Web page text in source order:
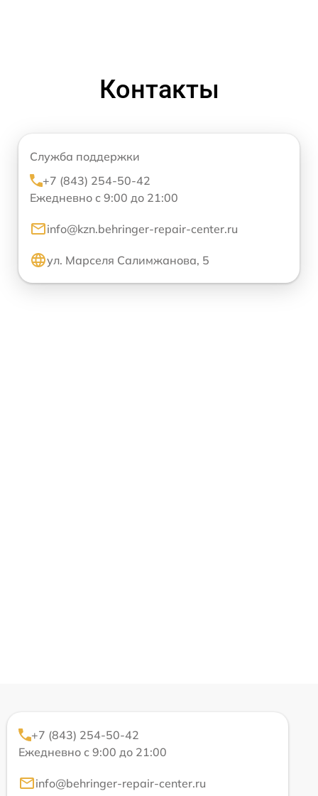
Контакты
Служба поддержки
+7 (843) 254-50-42
Ежедневно с 9:00 до 21:00
info@kzn.behringer-repair-center.ru
ул. Марселя Салимжанова, 5
+7 (843) 254-50-42
Ежедневно с 9:00 до 21:00
info@behringer-repair-center.ru